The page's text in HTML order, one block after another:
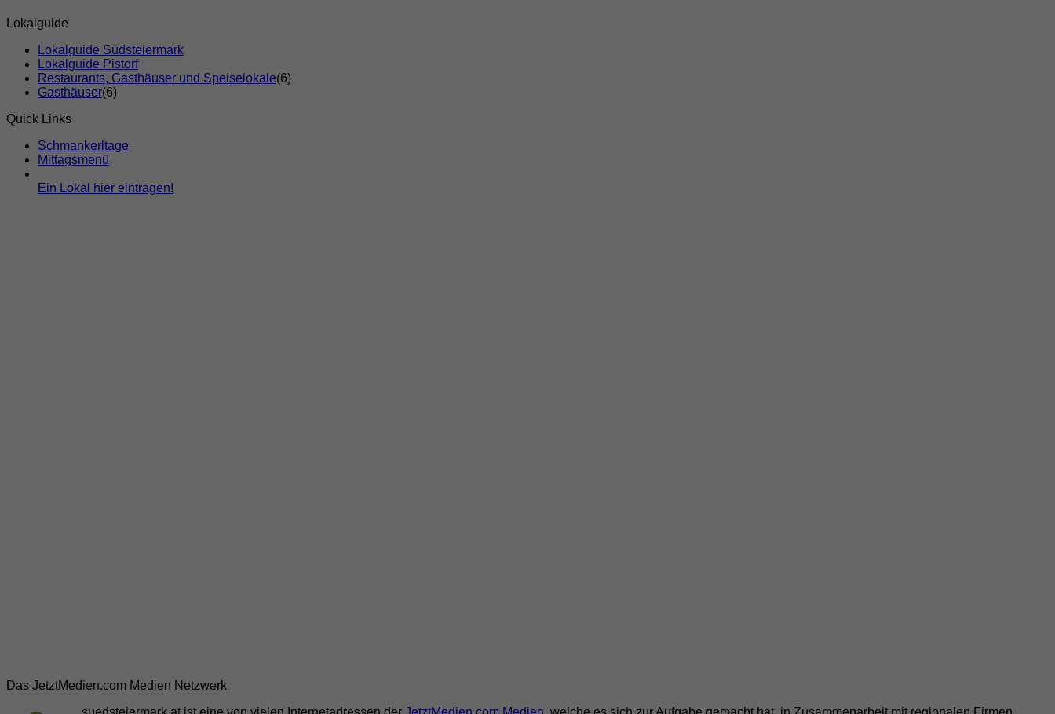
Lokalguide
Lokalguide Südsteiermark
Lokalguide Pistorf
Restaurants, Gasthäuser und Speiselokale(6)
Gasthäuser(6)
Quick Links
Schmankerltage
Mittagsmenü
Ein Lokal hier eintragen!
Das JetztMedien.com Medien Netzwerk